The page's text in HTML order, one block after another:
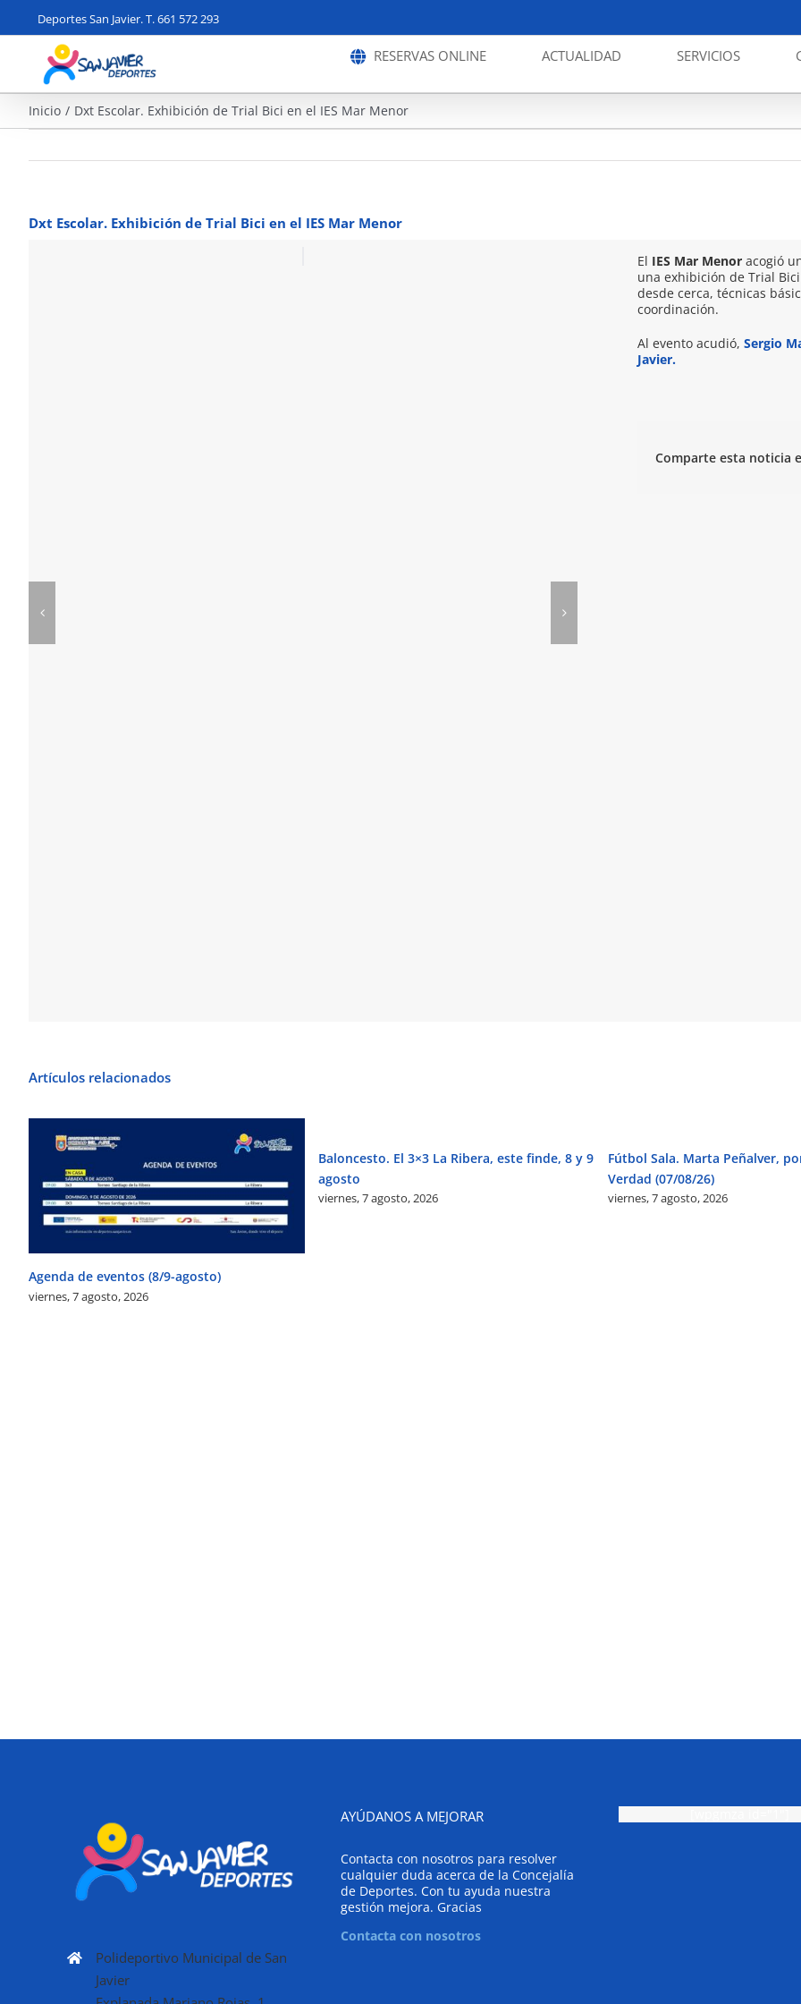
contenido
Deportes San Javier. T. 661 572 293
RESERVAS ONLINE ACTUALIDAD SERVICIOS
Inicio Dxt Escolar. Exhibición de Trial Bici en el IES Mar Menor
Dxt Escolar. Exhibición de Trial Bici en el IES Mar Menor
El IES Mar Menoracogió
una exhibición de Trial
desde cerca, técnicas
coordinación.
Al evento acudió, Sergio
Javier.
Comparte esta noticia
Artículos relacionados
Agenda de eventos (8/9-agosto)
viernes, 7 agosto, 2026
Baloncesto. El 3×3 La Ribera, este finde, 8 y 9
agosto
viernes, 7 agosto, 2026
Fútbol Sala. Marta Peñalver,
Verdad (07/08/26)
viernes, 7 agosto, 2026
Polideportivo Municipal de San
Javier
AYÚDANOS A MEJORAR
Contacta con nosotros para resolver
cualquier duda acerca de la Concejalía
de Deportes. Con tu ayuda nuestra
gestión mejora. Gracias
Contacta con nosotros